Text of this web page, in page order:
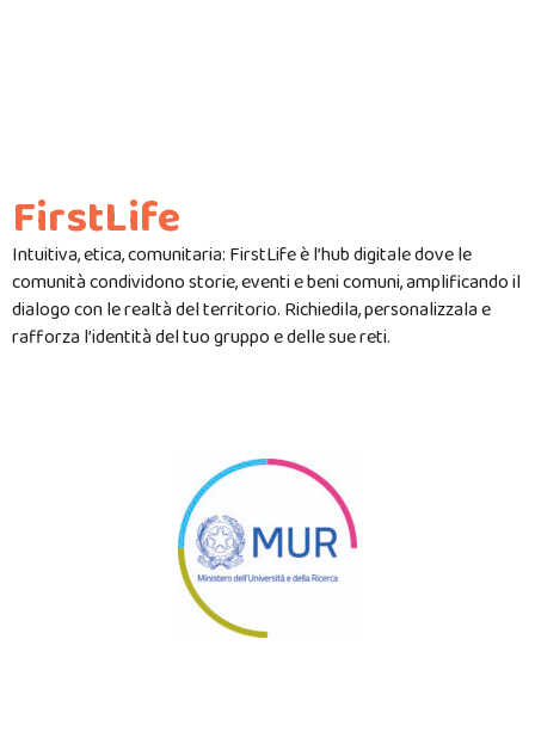
FirstLife
Intuitiva, etica, comunitaria: FirstLife è l’hub digitale dove le
comunità condividono storie, eventi e beni comuni, amplificando il
dialogo con le realtà del territorio. Richiedila, personalizzala e
rafforza l’identità del tuo gruppo e delle sue reti.